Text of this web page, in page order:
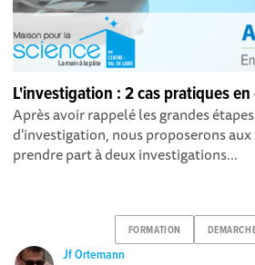
L'investigation : 2 cas pratiques en
Après avoir rappelé les grandes
d'investigation, nous proposerons
prendre part à deux investigations...
FORMATION
Jf Ortemann